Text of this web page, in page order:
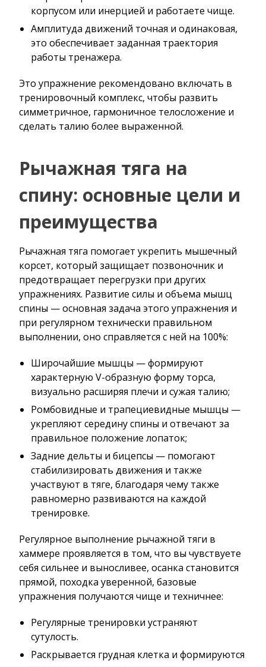
корпусом или инерцией и работаете чище.
Амплитуда движений точная и одинаковая,
это обеспечивает заданная траектория
работы тренажера.
Это упражнение рекомендовано включать в
тренировочный комплекс, чтобы развить
симметричное, гармоничное телосложение и
сделать талию более выраженной.
Рычажная тяга на
спину: основные цели и
преимущества
Рычажная тяга помогает укрепить мышечный
корсет, который защищает позвоночник и
предотвращает перегрузки при других
упражнениях. Развитие силы и объема мышц
спины — основная задача этого упражнения и
при регулярном технически правильном
выполнении, оно справляется с ней на 100%:
Широчайшие мышцы — формируют
характерную V-образную форму торса,
визуально расширяя плечи и сужая талию;
Ромбовидные и трапециевидные мышцы —
укрепляют середину спины и отвечают за
правильное положение лопаток;
Задние дельты и бицепсы — помогают
стабилизировать движения и также
участвуют в тяге, благодаря чему также
равномерно развиваются на каждой
тренировке.
Регулярное выполнение рычажной тяги в
хаммере проявляется в том, что вы чувствуете
себя сильнее и выносливее, осанка становится
прямой, походка уверенной, базовые
упражнения получаются чище и техничнее:
Регулярные тренировки устраняют
сутулость.
Раскрывается грудная клетка и формируются